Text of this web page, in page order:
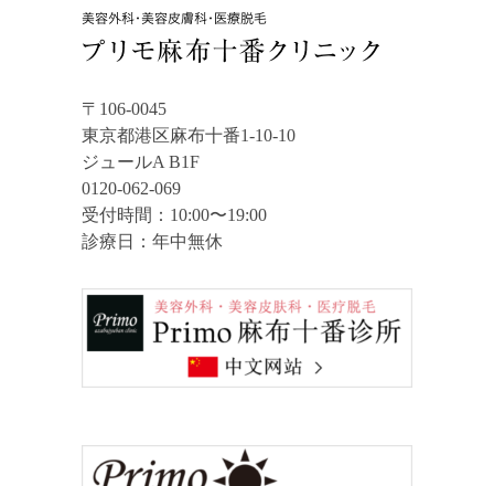
〒106-0045
東京都港区麻布十番1-10-10
ジュールA B1F
0120-062-069
受付時間：10:00〜19:00
診療日：年中無休